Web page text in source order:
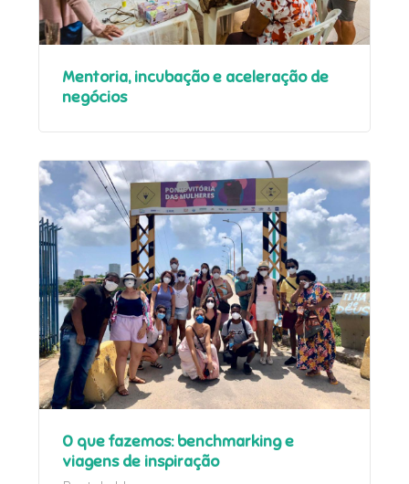
Mentoria, incubação e aceleração de
negócios
O que fazemos: benchmarking e
viagens de inspiração